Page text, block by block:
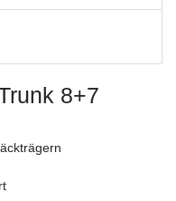
8+7